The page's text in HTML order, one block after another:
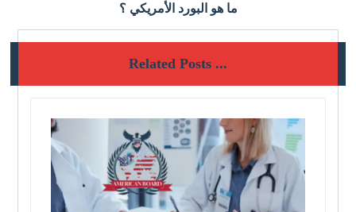
ما هو البورد الأمريكي ؟
Related Posts ...